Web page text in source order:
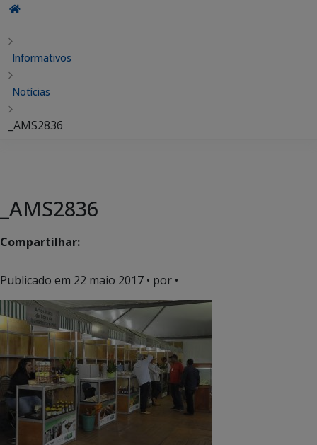
Informativos
Notícias
_AMS2836
_AMS2836
Compartilhar:
Publicado em 22 maio 2017 • por •